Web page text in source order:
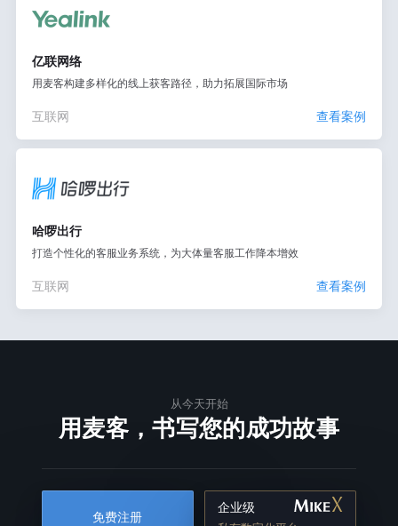
亿联网络
用麦客构建多样化的线上获客路径，助力拓展国际市场
互联网 查看案例
哈啰出行
打造个性化的客服业务系统，为大体量客服工作降本增效
互联网 查看案例
从今天开始
用麦客，书写您的成功故事
免费注册
企业级